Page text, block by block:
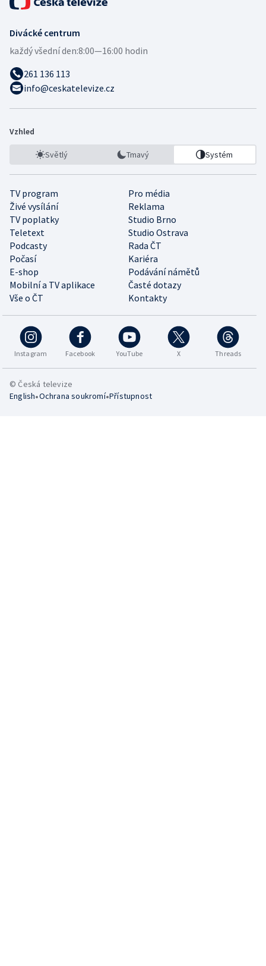
Divácké centrum
každý všední den:8:00—16:00 hodin
261 136 113
info@ceskatelevize.cz
Vzhled
Světlý Tmavý Systém
TV program
Pro média
Živé vysílání
Reklama
TV poplatky
Studio Brno
Teletext
Studio Ostrava
Podcasty
Rada ČT
Počasí
Kariéra
E-shop
Podávání námětů
Mobilní a TV aplikace
Časté dotazy
Vše o ČT
Kontakty
Instagram Facebook YouTube X Threads
© Česká televize
English•Ochrana soukromí•Přístupnost